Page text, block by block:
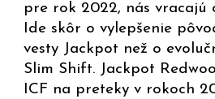
pre rok 2022, nás vracajú
Ide skôr o vylepšenie
vesty Jackpot než o
Slim Shift. Jackpot
ICF na preteky v rokoch